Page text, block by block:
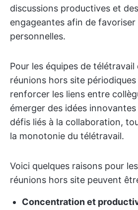
discussions productives et
engageantes afin de
personnelles.
Pour les équipes de
réunions hors site
renforcer les liens entre
émerger des idées
défis liés à la collaboration,
la monotonie du télétravail.
Voici quelques raisons pour
réunions hors site peuvent
Concentration et